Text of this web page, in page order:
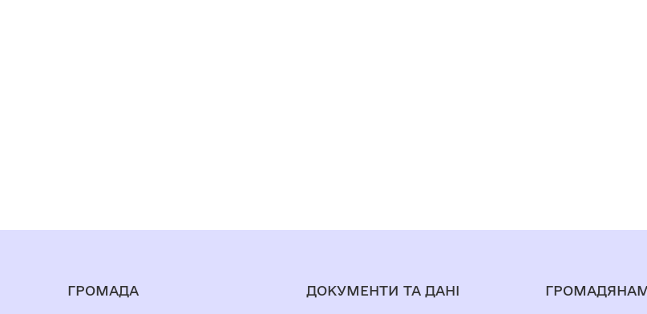
ГРОМАДА ДОКУМЕНТИ ТА ДАНІ